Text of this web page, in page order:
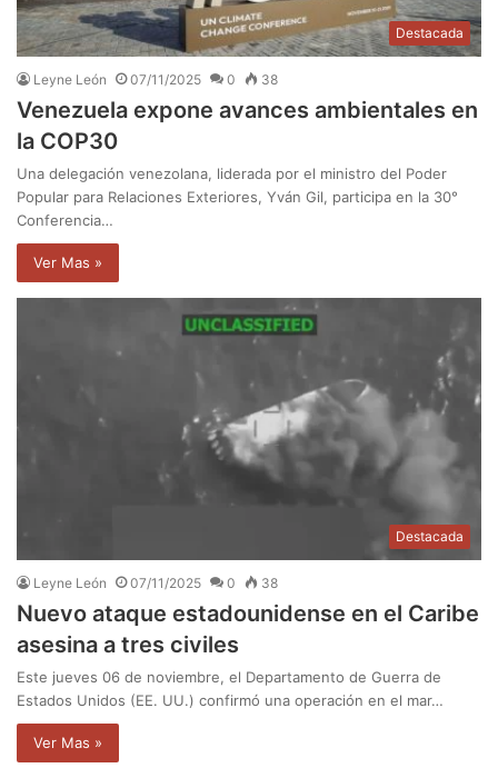
Destacada
Leyne León 07/11/2025 0 38
Venezuela expone avances ambientales en
la COP30
Una delegación venezolana, liderada por el ministro del Poder
Popular para Relaciones Exteriores, Yván Gil, participa en la 30°
Conferencia…
Ver Mas »
Destacada
Leyne León 07/11/2025 0 38
Nuevo ataque estadounidense en el Caribe
asesina a tres civiles
Este jueves 06 de noviembre, el Departamento de Guerra de
Estados Unidos (EE. UU.) confirmó una operación en el mar…
Ver Mas »